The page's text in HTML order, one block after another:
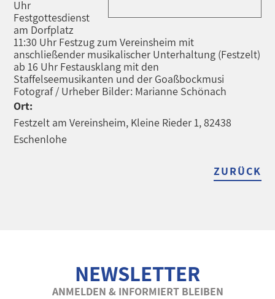
Uhr
Festgottesdienst
am Dorfplatz
11:30 Uhr Festzug zum Vereinsheim mit
anschließender musikalischer Unterhaltung (Festzelt)
ab 16 Uhr Festausklang mit den
Staffelseemusikanten und der Goaßbockmusi
Fotograf / Urheber Bilder: Marianne Schönach
Ort:
Festzelt am Vereinsheim, Kleine Rieder 1, 82438
Eschenlohe
ZURÜCK
NEWSLETTER
ANMELDEN & INFORMIERT BLEIBEN